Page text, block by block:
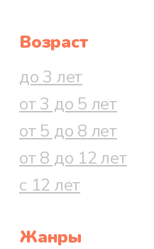
Возраст
до 3 лет
от 3 до 5 лет
от 5 до 8 лет
от 8 до 12 лет
с 12 лет
Жанры